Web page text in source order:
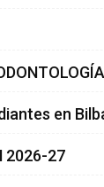
en
2026-27